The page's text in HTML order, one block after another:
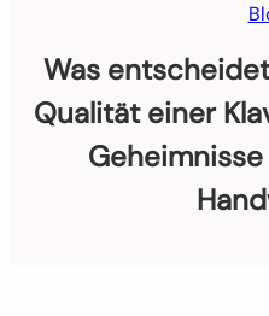
Was
Qualität einer